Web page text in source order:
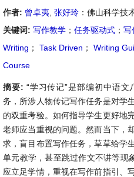
作者: 曾卓夷 张好玲 ：佛山科学技
关键词: 写作教学 ； 任务驱动式 ； 写
Writing ； Task Driven ； Writing
Course
摘要: “学习传记”是部编初中语
务，所涉人物传记写作任务是对学
的双重考验。如何指导学生更好地
老师应当重视的问题。然而当下，
求，盲目布置写作任务，草草给学
单元教学，甚至跳过作文不讲等现
应立足学情，重视在写作前指引、